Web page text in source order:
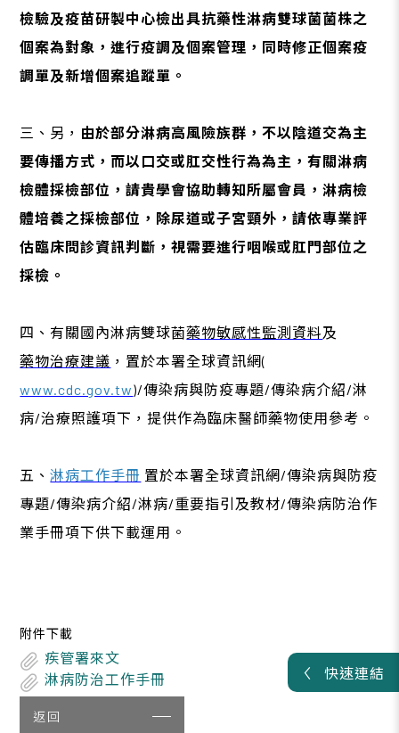
快速連結
檢驗及疫苗研製中心檢出具抗藥性淋病雙球菌菌株之
個案為對象，進行疫調及個案管理，同時修正個案疫
調單及新增個案追蹤單。
三、另， 由於部分淋病高風險族群，不以陰道交為主
要傳播方式，而以口交或肛交性行為為主，有關淋病
檢體採檢部位，請貴學會協助轉知所屬會員，淋病檢
體培養之採檢部位，除尿道或子宮頸外，請依專業評
估臨床問診資訊判斷，視需要進行咽喉或肛門部位之
採檢。
四、有關國內淋病雙球菌藥物敏感性監測資料及
藥物治療建議 ，置於本署全球資訊網(
www.cdc.gov.tw)/傳染病與防疫專題/傳染病介紹/淋
病/治療照護項下，提供作為臨床醫師藥物使用參考。
五、淋病工作手冊 置於本署全球資訊網/傳染病與防疫
專題/傳染病介紹/淋病/重要指引及教材/傳染病防治作
業手冊項下供下載運用 。
附件下載
疾管署來文
淋病防治工作手冊
返回